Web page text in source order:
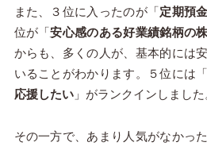
また、３位に入ったのが「定期預
位が「安心感のある好業績銘柄の
からも、多くの人が、基本的には
いることがわかります。５位には
応援したい」がランクインしました
その一方で、あまり人気がなかっ